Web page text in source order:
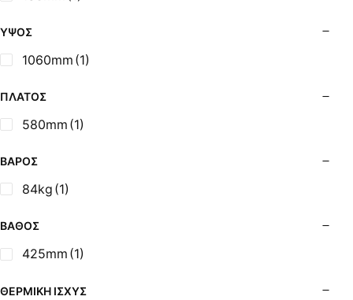
Σόμπες Ξύλου από Ατσάλι με Φούρνο
Σόμπες Πετρελαίου (Alfatherm)
Σόμπες Πετρελαίου (Assos)
Σόμπες Πετρελαίου (StarStoves)
Σόμπες Πετρελαίου (ΟΒΕΛ)
Σόμπες Πετρελαίου Αερόθερμες (Agorastos)
Σόμπες Υγραερίου
Σούβλες - Εργαλεία Ψησίματος BBQ
Σωλήνες (Μπουριά), Εξαρτήματα Σόμπας
Τζάκια - Εστίες
ΎΨΟΣ
1060mm (1)
ΠΛΆΤΟΣ
580mm (1)
ΒΆΡΟΣ
84kg (1)
ΒΆΘΟΣ
425mm (1)
ΘΕΡΜΙΚΉ ΙΣΧΎΣ